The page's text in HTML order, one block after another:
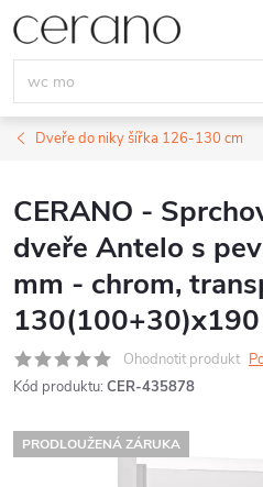
Přejít
na
obsah
Dveře do niky šířka 126-130 cm
CERANO -
dveře Antelo s
mm - chrom,
Ohodnotit produkt
Kód produktu: CER-435878
PRODLOUŽENÁ ZÁRUKA